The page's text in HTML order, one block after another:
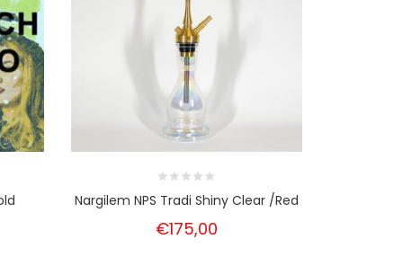
Nargilem NPS Tradi Shiny Clear /Red
€175,00